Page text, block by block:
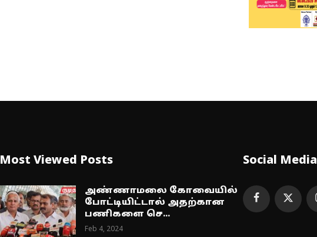
Most Viewed Posts
அண்ணாமலை கோவையில்
போட்டியிட்டால் அதற்கான
பணிகளை செ...
Feb 4, 2024
Social Media